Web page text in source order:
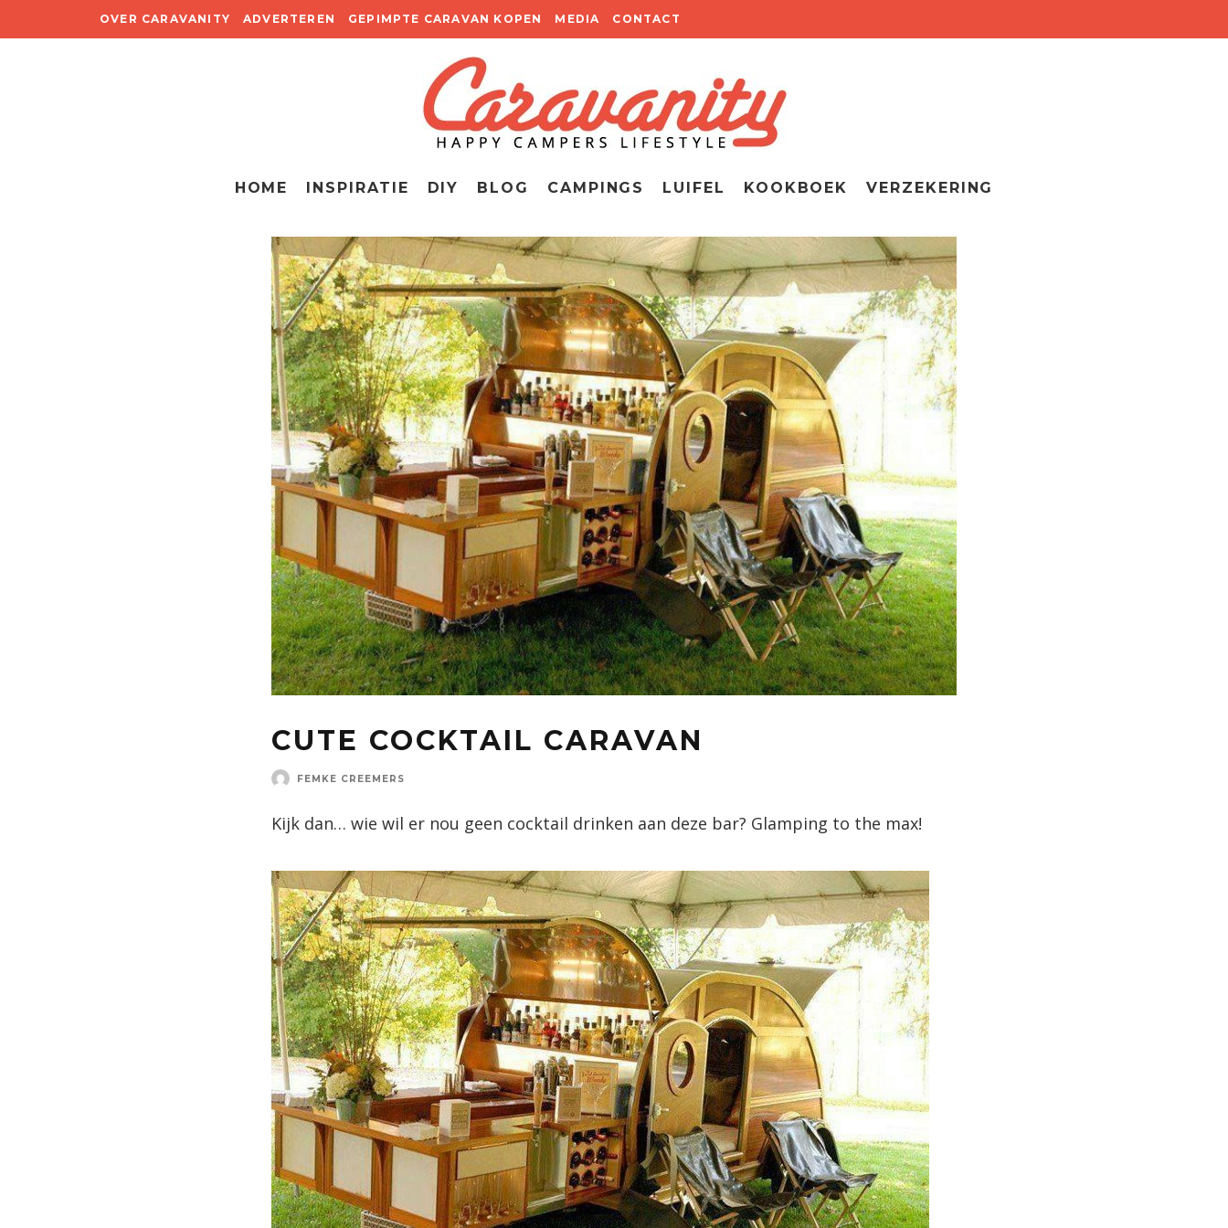
OVER CARAVANITY ADVERTEREN GEPIMPTE CARAVAN KOPEN MEDIA CONTACT
HOME INSPIRATIE DIY BLOG CAMPINGS LUIFEL KOOKBOEK VERZEKERING
CUTE COCKTAIL CARAVAN
FEMKE CREEMERS
Kijk dan… wie wil er nou geen cocktail drinken aan deze bar? Glamping to the max!